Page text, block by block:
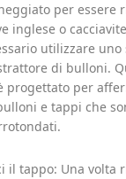
per essere
inglese o
utilizzare
di bulloni.
progettato per
e tappi che
il tappo: Una volta